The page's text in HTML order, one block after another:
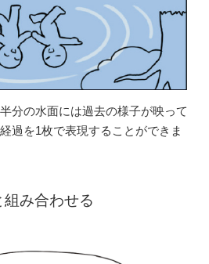
分の水面には過去の様子が映って
過を1枚で表現することができま
み合わせる